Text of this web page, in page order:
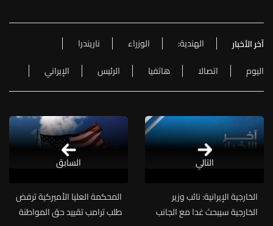
آخر الأخبار الهندية: الوزراء
ناريندرا
اليوم
اتصالا هاتفيا الرئيس الإيراني
التالي
الخارجية الإيرانية: نائب وزير
الخارجية سيبحث غدا مع الجانب
المحكمة العليا الأميركية ترفض
طلب ترامب تقييد حق المواطنة
السابق